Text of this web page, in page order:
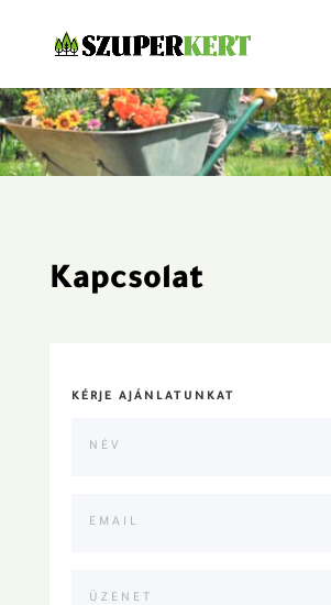
Kapcsolat
KÉRJE AJÁNLATUNKAT